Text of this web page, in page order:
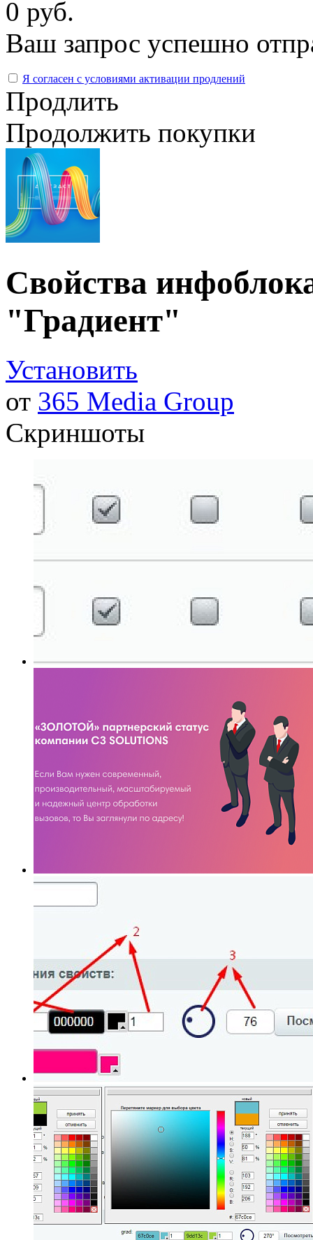
0 руб.
Ваш запрос успешно
Я согласен с условиями активации продлений
Продлить
Продолжить покупки
Свойства
"Градиент"
Установить
от 365 Media Group
Скриншоты